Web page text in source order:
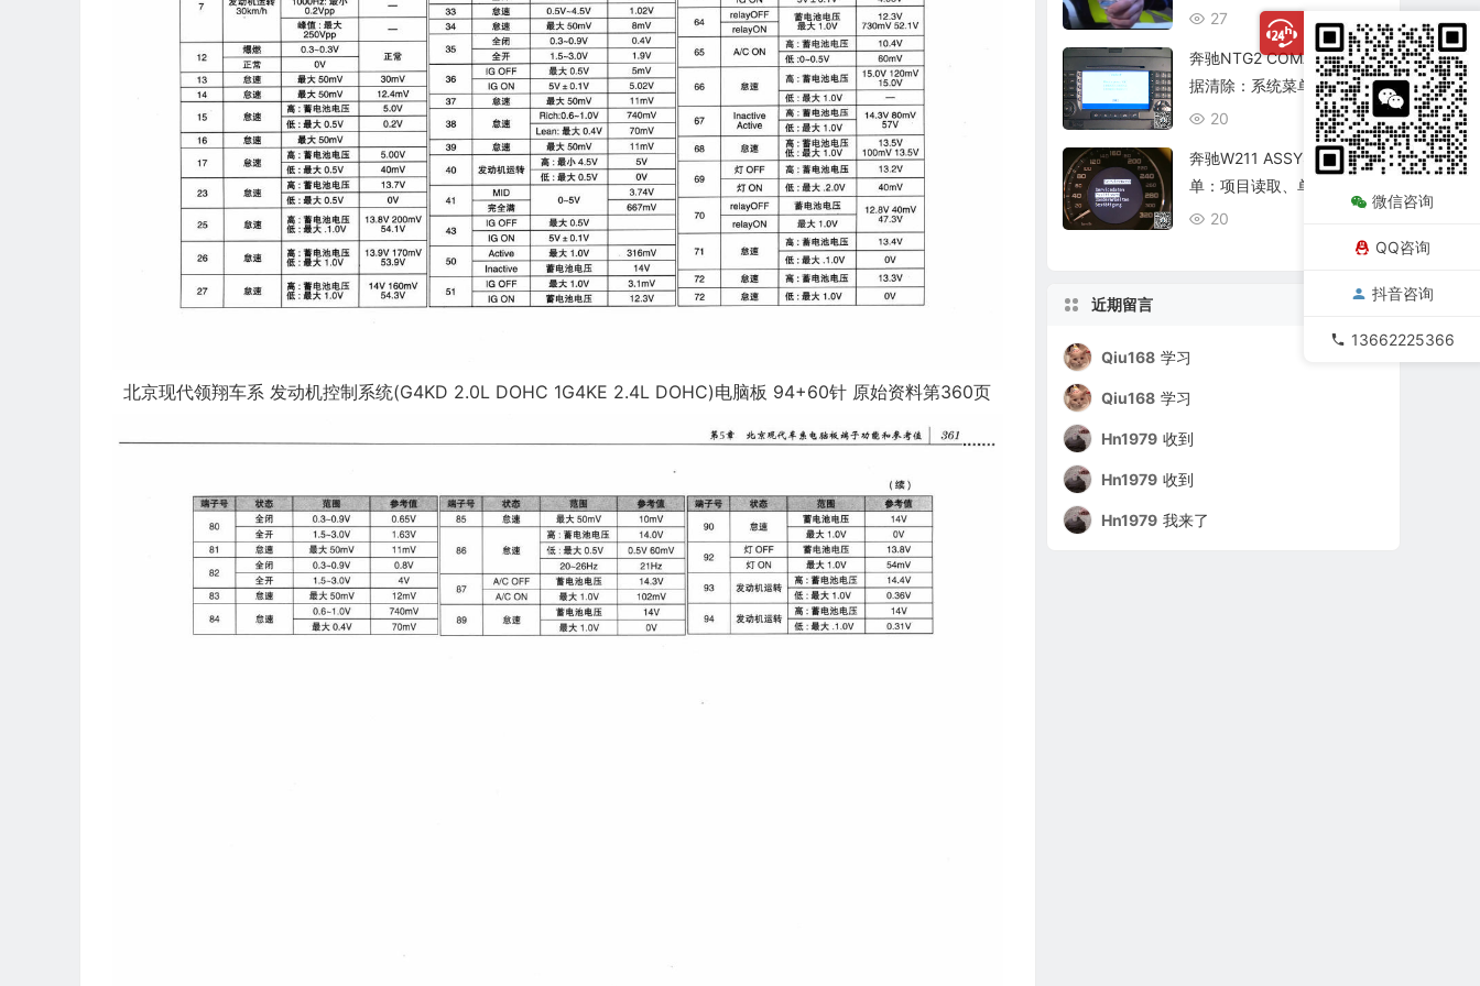
北京现代领翔车系 发动机控制系统(G4KD 2.0L DOHC 1G4KE 2.4L DOHC)电脑板 94+60针 原始资料第360页
复查 08/06
27
奔驰NTG2 COMAND个人数
据清除：系统菜单、恢复出
厂与结果确认
08/06
20
奔驰W211 ASSYST保养菜
单：项目读取、单项确认与
复位核查
20
近期留言
Qiu168 学习
Qiu168 学习
Hn1979 收到
Hn1979 收到
Hn1979 我来了
微信咨询
QQ咨询
抖音咨询
13662225366